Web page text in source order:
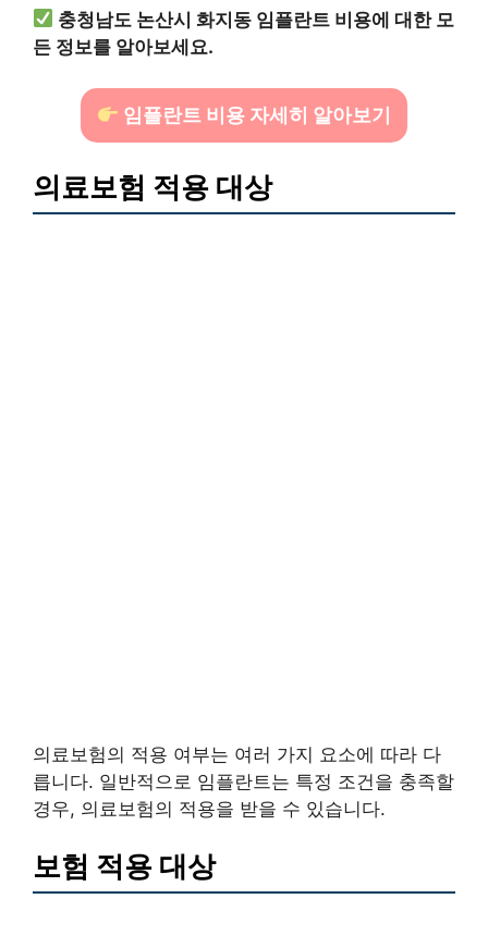
충청남도 논산시 화지동 임플란트 비용에 대한 모
든 정보를 알아보세요.
임플란트 비용 자세히 알아보기
의료보험 적용 대상
의료보험의 적용 여부는 여러 가지 요소에 따라 다
릅니다. 일반적으로 임플란트는 특정 조건을 충족할
경우, 의료보험의 적용을 받을 수 있습니다.
보험 적용 대상